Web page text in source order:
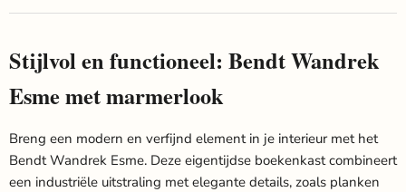
Stijlvol en functioneel: Bendt Wandrek
Esme met marmerlook
Breng een modern en verfijnd element in je interieur met het
Bendt Wandrek Esme. Deze eigentijdse boekenkast combineert
een industriële uitstraling met elegante details, zoals planken